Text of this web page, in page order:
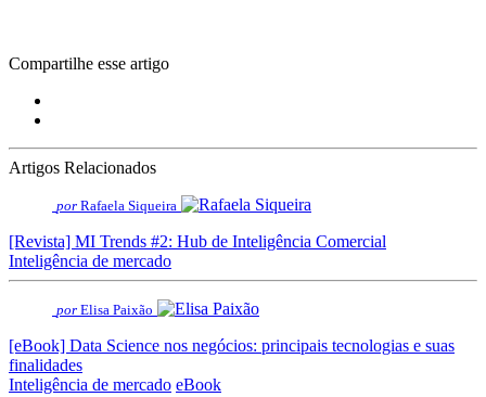
Compartilhe esse artigo
Artigos Relacionados
por Rafaela Siqueira
[Revista] MI Trends #2: Hub de Inteligência Comercial
Inteligência de mercado
por Elisa Paixão
[eBook] Data Science nos negócios: principais tecnologias e suas
finalidades
Inteligência de mercado eBook